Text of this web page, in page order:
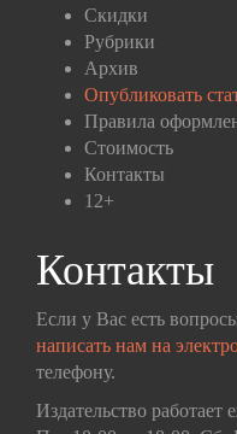
Скидки
Рубрики
Архив
Опубликовать
Правила
Стоимость
Контакты
12+
Контакты
Если у Вас есть
написать нам на
телефону.
Издательство